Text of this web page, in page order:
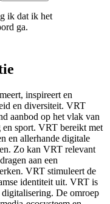
ik dat ik het
ga.
inspireert en
en diversiteit. VRT
aanbod op het vlak van
sport. VRT bereikt met
en allerhande digitale
Zo kan VRT relevant
aan een
VRT stimuleert de
identiteit uit. VRT is
De omroep